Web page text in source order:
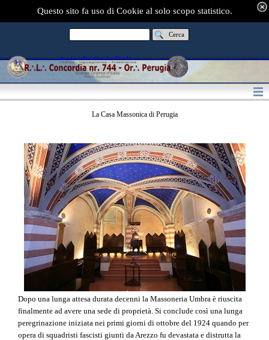
Questo sito fa uso di Cookie al solo scopo statistico.
Cerca
La Casa Massonica di Perugia
Dopo una lunga attesa durata decenni la Massoneria Umbra è riuscita
finalmente ad avere una sede di proprietà. Si conclude così una lunga
peregrinazione iniziata nei primi giorni di ottobre del 1924 quando per
opera di squadristi fascisti giunti da Arezzo fu devastata e distrutta la